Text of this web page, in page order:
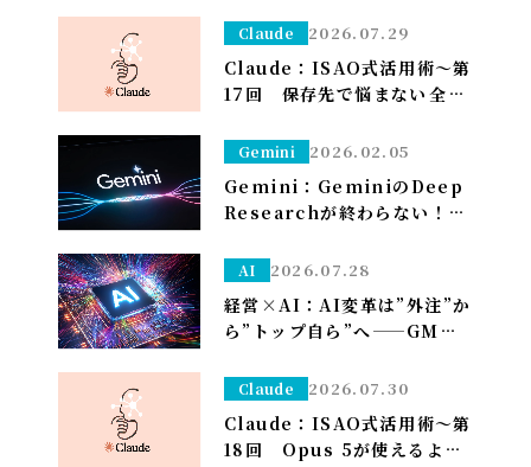
は「常に許可」で流す（※管
Claude 2026.07.29
Claude：ISAO式活用術～第
17回 保存先で悩まない――全部
して、仕分けはClaudeに任
Gemini 2026.02.05
Gemini：GeminiのDeep
Researchが終わらない！？
た1つ」のこと
AI 2026.07.28
経営×AI：AI変革は”外注”か
ら”トップ自ら”へ——GMO熊
任、社長がコードを書く
Claude 2026.07.30
Claude：ISAO式活用術～第
18回 Opus 5が使えるよう